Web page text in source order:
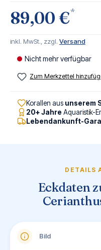
89,00 €*
inkl. MwSt., zzgl. Versand
Nicht mehr verfügbar
Zum Merkzettel
Korallen aus unserem
20+ Jahre Aquaristik-
Lebendankunft-
DETAILS
Eckdaten
Bild